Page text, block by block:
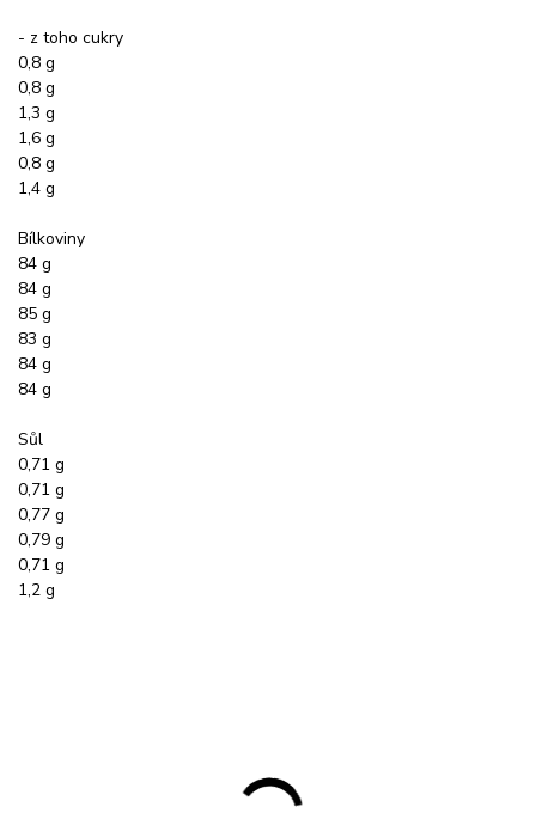
- z toho cukry
0,8 g
0,8 g
1,3 g
1,6 g
0,8 g
1,4 g
Bílkoviny
84 g
84 g
85 g
83 g
84 g
84 g
Sůl
0,71 g
0,71 g
0,77 g
0,79 g
0,71 g
1,2 g